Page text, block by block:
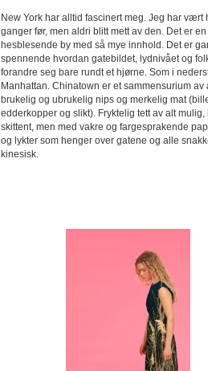
New York har alltid fascinert meg. Jeg har vært
ganger før, men aldri blitt mett av den. Det er en
hesblesende by med så mye innhold. Det er
spennende hvordan gatebildet, lydnivået og
forandre seg bare rundt et hjørne. Som i
Manhattan. Chinatown er et sammensurium av
brukelig og ubrukelig nips og merkelig mat
edderkopper og slikt). Fryktelig tett av alt mulig,
skittent, men med vakre og fargesprakende
og lykter som henger over gatene og alle
kinesisk.